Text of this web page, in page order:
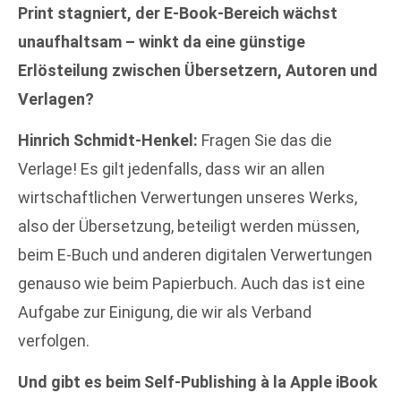
Print stagniert, der E-Book-Bereich wächst
unaufhaltsam – winkt da eine günstige
Erlösteilung zwischen Übersetzern, Autoren und
Verlagen?
Hinrich Schmidt-Henkel: Fragen Sie das die
Verlage! Es gilt jedenfalls, dass wir an allen
wirtschaftlichen Verwertungen unseres Werks,
also der Übersetzung, beteiligt werden müssen,
beim E-Buch und anderen digitalen Verwertungen
genauso wie beim Papierbuch. Auch das ist eine
Aufgabe zur Einigung, die wir als Verband
verfolgen.
Und gibt es beim Self-Publishing à la Apple iBook